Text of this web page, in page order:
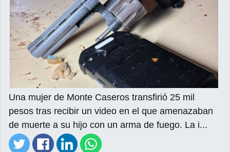
Una mujer de Monte Caseros transfirió 25 mil
pesos tras recibir un video en el que amenazaban
de muerte a su hijo con un arma de fuego. La i...